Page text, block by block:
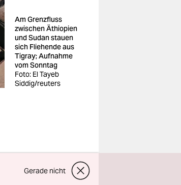
Am Grenzfluss
zwischen Äthiopien
und Sudan stauen
sich Fliehende aus
Tigray; Aufnahme
vom Sonntag
Foto: El Tayeb
Siddig/reuters
Gerade nicht